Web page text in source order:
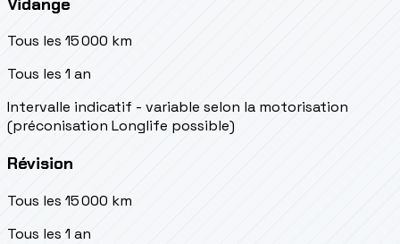
Tous les 15 000 km
Tous les 1 an
Intervalle indicatif - variable selon la motorisation
(préconisation Longlife possible)
Révision
Tous les 15 000 km
Tous les 1 an